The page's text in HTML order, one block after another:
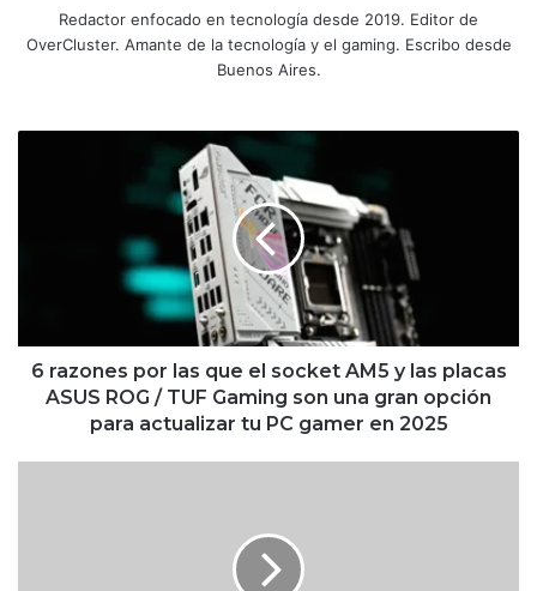
Redactor enfocado en tecnología desde 2019. Editor de
OverCluster. Amante de la tecnología y el gaming. Escribo desde
Buenos Aires.
y
las
placas
/
6 razones por las que el socket AM5 y las placas
ASUS ROG / TUF Gaming son una gran opción
para actualizar tu PC gamer en 2025